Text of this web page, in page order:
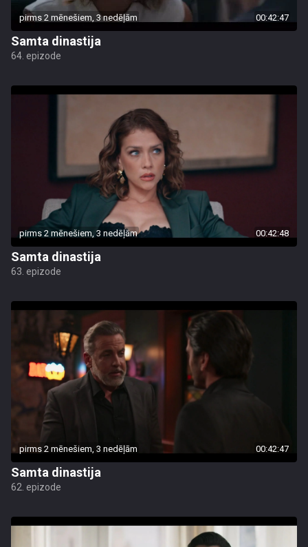
pirms 2 mēnešiem, 3 nedēļām 00:42:47
Samta dinastija
64. epizode
pirms 2 mēnešiem, 3 nedēļām 00:42:48
Samta dinastija
63. epizode
pirms 2 mēnešiem, 3 nedēļām 00:42:47
Samta dinastija
62. epizode